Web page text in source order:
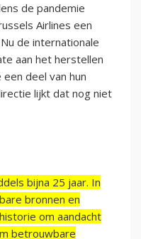
de pandemie
Airlines een
de internationale
aan het herstellen
deel van hun
lijkt dat nog niet
bijna 25 jaar. In
bronnen en
om aandacht
betrouwbare